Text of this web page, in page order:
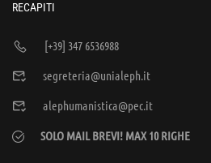
RECAPITI
[+39] 347 6536988
segreteria@unialeph.it
alephumanistica@pec.it
SOLO MAIL BREVI! MAX 10 RIGHE